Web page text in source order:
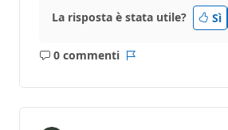
La risposta è stata utile? Sì
0 commenti
Nessun